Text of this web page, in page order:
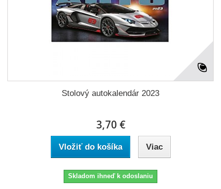
Stolový autokalendár 2023
3,70 €
Vložiť do košíka Viac
Skladom ihneď k odoslaniu